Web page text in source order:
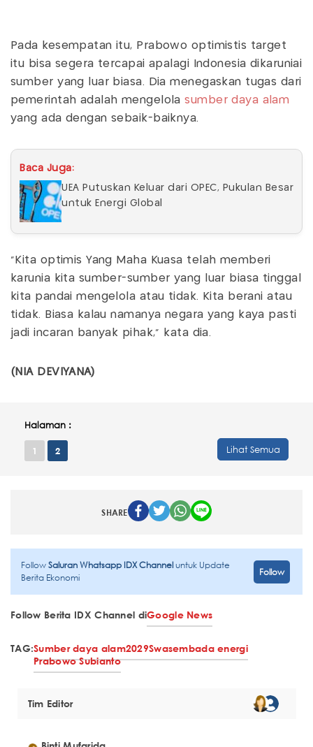
Pada kesempatan itu, Prabowo optimistis target
itu bisa segera tercapai apalagi Indonesia dikaruniai
sumber yang luar biasa. Dia menegaskan tugas dari
pemerintah adalah mengelolasumber daya alam
yang ada dengan sebaik-baiknya.
Baca Juga:
UEA Putuskan Keluar dari OPEC, Pukulan Besar
untuk Energi Global
“Kita optimis Yang Maha Kuasa telah memberi
karunia kita sumber-sumber yang luar biasa tinggal
kita pandai mengelola atau tidak. Kita berani atau
tidak. Biasa kalau namanya negara yang kaya pasti
jadi incaran banyak pihak,” kata dia.
(NIA DEVIYANA)
Halaman :
1 2 Lihat Semua
SHARE
FollowSaluran Whatsapp IDX Channeluntuk Update
Berita Ekonomi
Follow
Follow Berita IDX Channel diGoogle News
TAG:Sumber daya alam2029Swasembada energi
Prabowo Subianto
Tim Editor